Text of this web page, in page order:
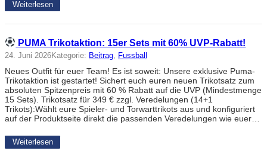
Weiterlesen
PUMA Trikotaktion: 15er Sets mit 60% UVP-Rabatt!
24. Juni 2026Kategorie: Beitrag, Fussball
Neues Outfit für euer Team! Es ist soweit: Unsere exklusive Puma-
Trikotaktion ist gestartet! Sichert euch euren neuen Trikotsatz zum
absoluten Spitzenpreis mit 60 % Rabatt auf die UVP (Mindestmenge
15 Sets). Trikotsatz für 349 € zzgl. Veredelungen (14+1
Trikots):Wählt eure Spieler- und Torwarttrikots aus und konfiguriert
auf der Produktseite direkt die passenden Veredelungen wie euer…
Weiterlesen